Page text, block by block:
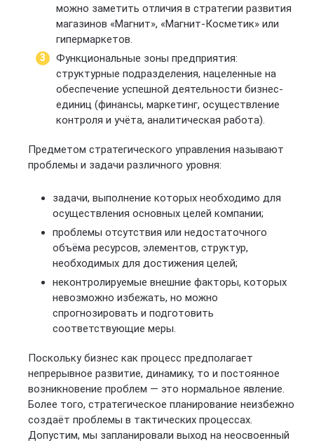
можно заметить отличия в стратегии развития
магазинов «Магнит», «Магнит-Косметик» или
гипермаркетов.
Функциональные зоны предприятия:
структурные подразделения, нацеленные на
обеспечение успешной деятельности бизнес-
единиц (финансы, маркетинг, осуществление
контроля и учёта, аналитическая работа).
Предметом стратегического управления называют
проблемы и задачи различного уровня:
задачи, выполнение которых необходимо для
осуществления основных целей компании;
проблемы отсутствия или недостаточного
объёма ресурсов, элементов, структур,
необходимых для достижения целей;
неконтролируемые внешние факторы, которых
невозможно избежать, но можно
спрогнозировать и подготовить
соответствующие меры.
Поскольку бизнес как процесс предполагает
непрерывное развитие, динамику, то и постоянное
возникновение проблем — это нормальное явление.
Более того, стратегическое планирование неизбежно
создаёт проблемы в тактических процессах.
Допустим, мы запланировали выход на неосвоенный